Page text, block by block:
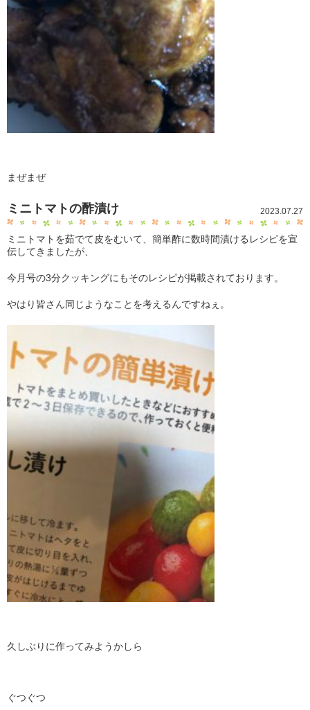
まぜまぜ
2023.07.27
ミニトマトの酢漬け
ミニトマトを茹でて皮をむいて、簡単酢に数時間漬けるレシピを宣
伝してきましたが、
今月号の3分クッキングにもそのレシピが掲載されております。
やはり皆さん同じようなことを考えるんですねぇ。
久しぶりに作ってみようかしら
ぐつぐつ